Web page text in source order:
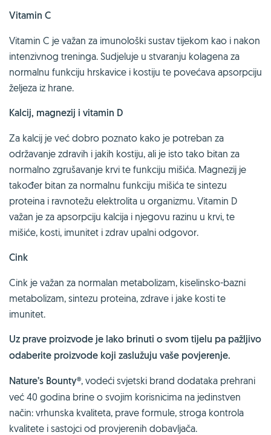
Vitamin C
Vitamin C je važan za imunološki sustav tijekom kao i nakon
intenzivnog treninga. Sudjeluje u stvaranju kolagena za
normalnu funkciju hrskavice i kostiju te povećava apsorpciju
željeza iz hrane.
Kalcij, magnezij i vitamin D
Za kalcij je već dobro poznato kako je potreban za
održavanje zdravih i jakih kostiju, ali je isto tako bitan za
normalno zgrušavanje krvi te funkciju mišića. Magnezij je
također bitan za normalnu funkciju mišića te sintezu
proteina i ravnotežu elektrolita u organizmu. Vitamin D
važan je za apsorpciju kalcija i njegovu razinu u krvi, te
mišiće, kosti, imunitet i zdrav upalni odgovor.
Cink
Cink je važan za normalan metabolizam, kiselinsko-bazni
metabolizam, sintezu proteina, zdrave i jake kosti te
imunitet.
Uz prave proizvode je lako brinuti o svom tijelu pa pažljivo
odaberite proizvode koji zaslužuju vaše povjerenje.
Nature’s Bounty®, vodeći svjetski brand dodataka prehrani
već 40 godina brine o svojim korisnicima na jedinstven
način: vrhunska kvaliteta, prave formule, stroga kontrola
kvalitete i sastojci od provjerenih dobavljača.